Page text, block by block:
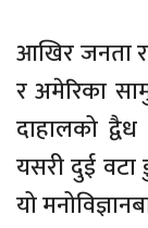
आखिर जनता र
र अमेरिका
दाहालको
यसरी दुई वटा
यो